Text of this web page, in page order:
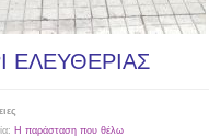
ΕΛΕΥΘΕΡΙΑΣ
Η παράσταση που θέλω